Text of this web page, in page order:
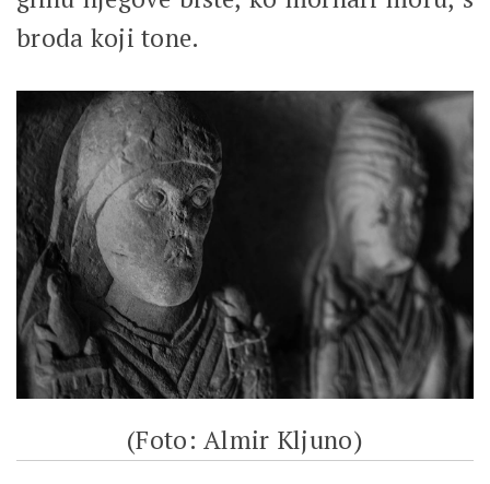
broda koji tone.
(Foto: Almir Kljuno)